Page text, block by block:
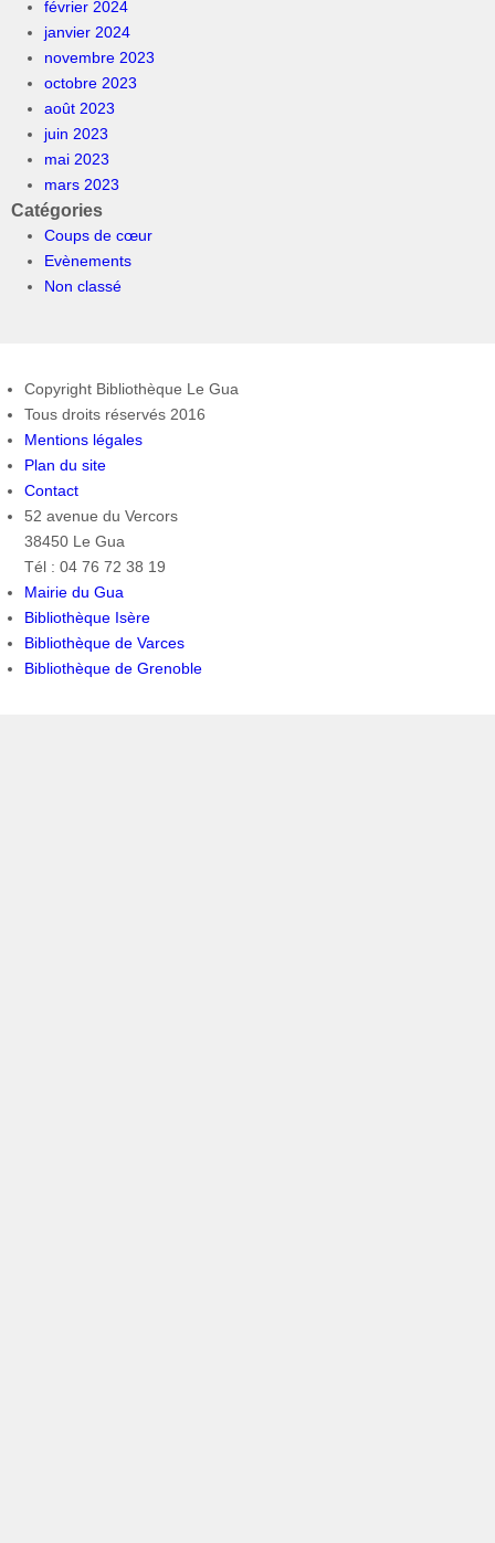
février 2024
janvier 2024
novembre 2023
octobre 2023
août 2023
juin 2023
mai 2023
mars 2023
Catégories
Coups de cœur
Evènements
Non classé
Copyright Bibliothèque Le Gua
Tous droits réservés 2016
Mentions légales
Plan du site
Contact
52 avenue du Vercors
38450 Le Gua
Tél : 04 76 72 38 19
Mairie du Gua
Bibliothèque Isère
Bibliothèque de Varces
Bibliothèque de Grenoble